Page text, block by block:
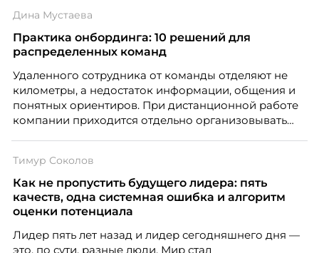
Дина Мустаева
Практика онбординга: 10 решений для
распределенных команд
Удаленного сотрудника от команды отделяют не
километры, а недостаток информации, общения и
понятных ориентиров. При дистанционной работе
компании приходится отдельно организовывать
по работе с персоналом Инфомаксимум,
рассказывает, как выстроить адаптацию
распределенной команды без лишнего контроля и
бесконечных созвонов.
Тимур Соколов
Как не пропустить будущего лидера: пять
качеств, одна системная ошибка и алгоритм
оценки потенциала
Лидер пять лет назад и лидер сегодняшнего дня —
это, по сути, разные люди. Мир стал